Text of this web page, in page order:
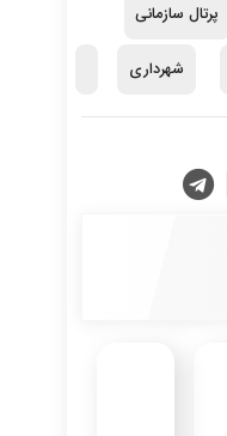
پرتال سازمانی
شهرداری